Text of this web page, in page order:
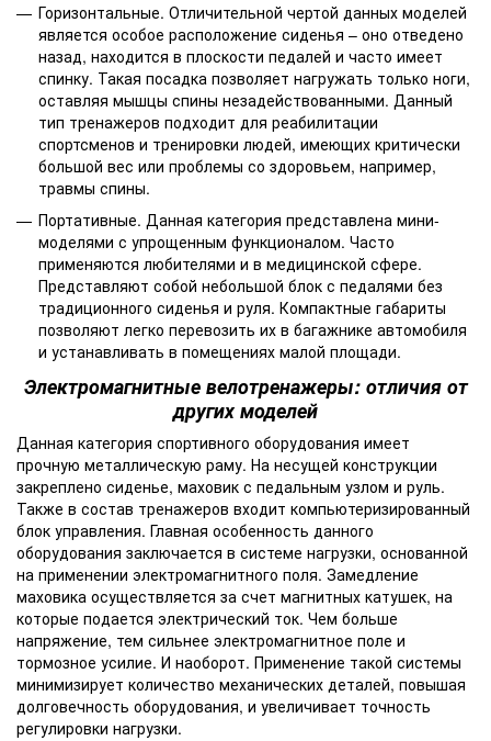
Горизонтальные. Отличительной чертой данных моделей
является особое расположение сиденья – оно отведено
назад, находится в плоскости педалей и часто имеет
спинку. Такая посадка позволяет нагружать только ноги,
оставляя мышцы спины незадействованными. Данный
тип тренажеров подходит для реабилитации
спортсменов и тренировки людей, имеющих критически
большой вес или проблемы со здоровьем, например,
травмы спины.
Портативные. Данная категория представлена мини-
моделями с упрощенным функционалом. Часто
применяются любителями и в медицинской сфере.
Представляют собой небольшой блок с педалями без
традиционного сиденья и руля. Компактные габариты
позволяют легко перевозить их в багажнике автомобиля
и устанавливать в помещениях малой площади.
Электромагнитные велотренажеры: отличия от
других моделей
Данная категория спортивного оборудования имеет
прочную металлическую раму. На несущей конструкции
закреплено сиденье, маховик с педальным узлом и руль.
Также в состав тренажеров входит компьютеризированный
блок управления. Главная особенность данного
оборудования заключается в системе нагрузки, основанной
на применении электромагнитного поля. Замедление
маховика осуществляется за счет магнитных катушек, на
которые подается электрический ток. Чем больше
напряжение, тем сильнее электромагнитное поле и
тормозное усилие. И наоборот. Применение такой системы
минимизирует количество механических деталей, повышая
долговечность оборудования, и увеличивает точность
регулировки нагрузки.